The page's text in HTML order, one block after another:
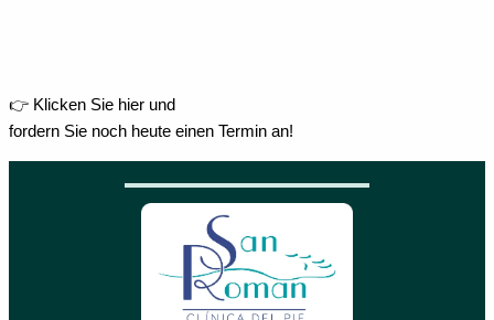
👉 Klicken Sie hier und
fordern Sie noch heute einen Termin an!